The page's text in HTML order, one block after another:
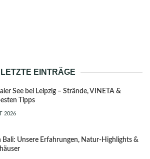
LETZTE EINTRÄGE
See bei Leipzig – Strände, VINETA &
Tipps
2026
Bali: Unsere Erfahrungen, Natur-Highlights &